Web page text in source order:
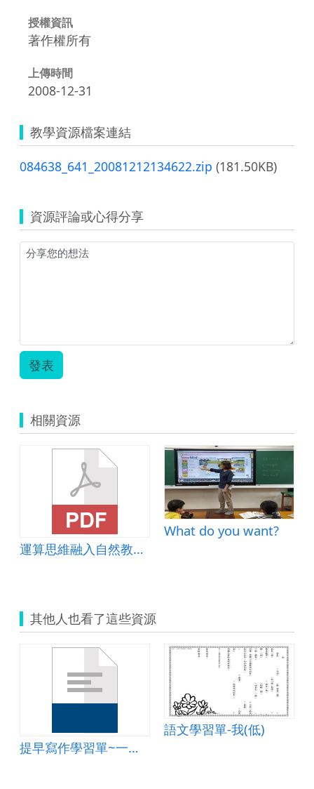
授權資訊
著作權所有
上傳時間
2008-12-31
教學資源檔案連結
084638_641_20081212134622.zip (181.50KB)
資源評論或心得分享
發表
相關資源
運算思維融入自然教材-水溶液的導電度
What do you want?
其他人也看了這些資源
提早寫作學習單~一張色紙
語文學習單-我(低)